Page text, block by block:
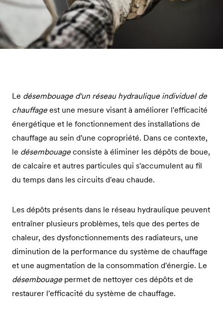
Le désembouage d'un réseau hydraulique individuel de
chauffage est une mesure visant à améliorer l'efficacité
énergétique et le fonctionnement des installations de
chauffage au sein d'une copropriété. Dans ce contexte,
le désembouage consiste à éliminer les dépôts de boue,
de calcaire et autres particules qui s'accumulent au fil
du temps dans les circuits d'eau chaude.
Les dépôts présents dans le réseau hydraulique peuvent
entraîner plusieurs problèmes, tels que des pertes de
chaleur, des dysfonctionnements des radiateurs, une
diminution de la performance du système de chauffage
et une augmentation de la consommation d'énergie. Le
désembouage permet de nettoyer ces dépôts et de
restaurer l'efficacité du système de chauffage.